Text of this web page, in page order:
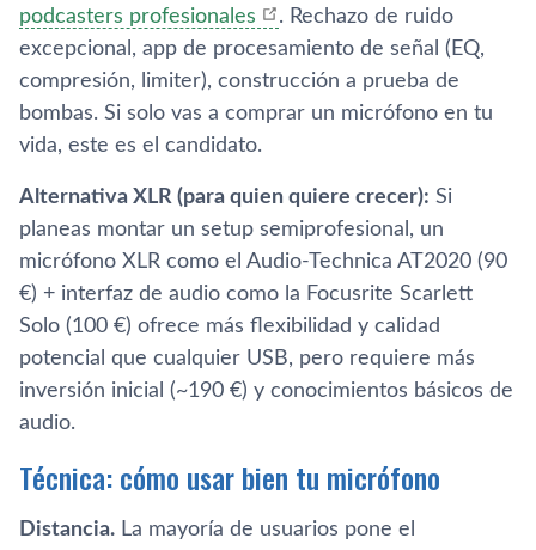
podcasters profesionales
. Rechazo de ruido
excepcional, app de procesamiento de señal (EQ,
compresión, limiter), construcción a prueba de
bombas. Si solo vas a comprar un micrófono en tu
vida, este es el candidato.
Alternativa XLR (para quien quiere crecer): Si
planeas montar un setup semiprofesional, un
micrófono XLR como el Audio-Technica AT2020 (90
€) + interfaz de audio como la Focusrite Scarlett
Solo (100 €) ofrece más flexibilidad y calidad
potencial que cualquier USB, pero requiere más
inversión inicial (~190 €) y conocimientos básicos de
audio.
Técnica: cómo usar bien tu micrófono
Distancia. La mayoría de usuarios pone el